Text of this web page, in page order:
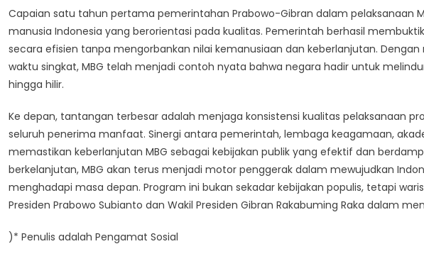
Capaian satu tahun pertama pemerintahan Prabowo-Gibran dalam pelaksanaan
manusia Indonesia yang berorientasi pada kualitas. Pemerintah berhasil
secara efisien tanpa mengorbankan nilai kemanusiaan dan keberlanjutan.
waktu singkat, MBG telah menjadi contoh nyata bahwa negara hadir untuk
hingga hilir.
Ke depan, tantangan terbesar adalah menjaga konsistensi kualitas pelaksanaan
seluruh penerima manfaat. Sinergi antara pemerintah, lembaga keagamaan,
memastikan keberlanjutan MBG sebagai kebijakan publik yang efektif dan
berkelanjutan, MBG akan terus menjadi motor penggerak dalam mewujudkan
menghadapi masa depan. Program ini bukan sekadar kebijakan populis, tetapi
Presiden Prabowo Subianto dan Wakil Presiden Gibran Rakabuming Raka dalam
)* Penulis adalah Pengamat Sosial